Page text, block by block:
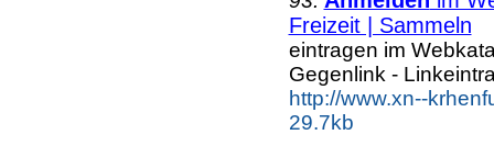
Freizeit | Sammeln
eintragen im
Gegenlink -
http://www.xn--
29.7kb